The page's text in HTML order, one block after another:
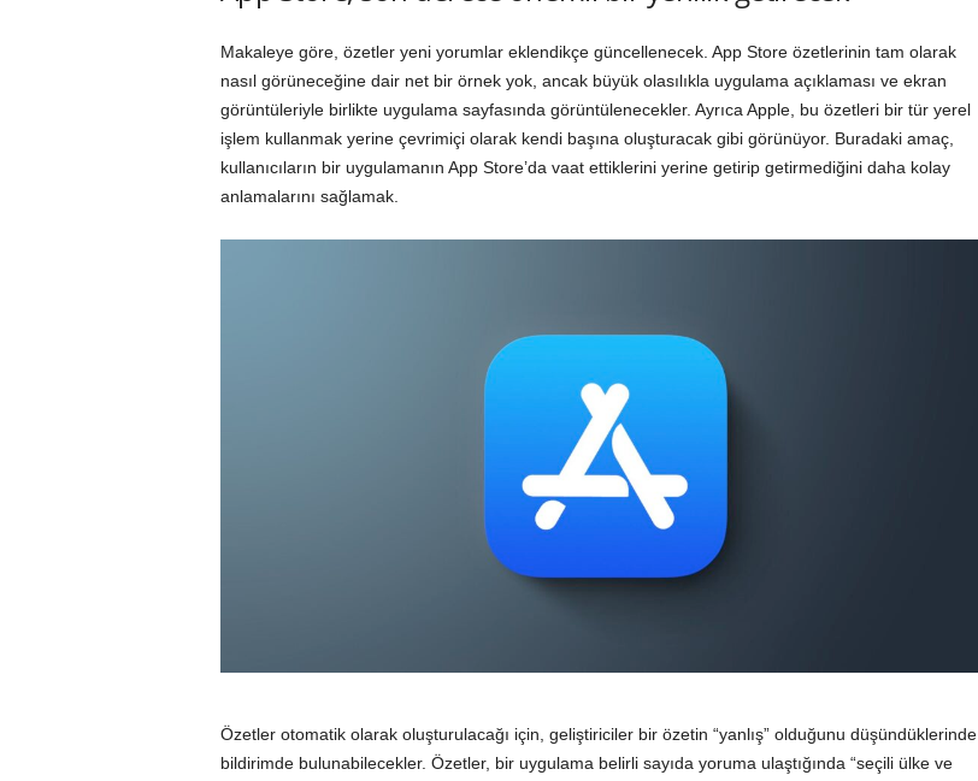
Makaleye göre, özetler yeni yorumlar eklendikçe güncellenecek. App Store özetlerinin tam olarak
nasıl görüneceğine dair net bir örnek yok, ancak büyük olasılıkla uygulama açıklaması ve ekran
görüntüleriyle birlikte uygulama sayfasında görüntülenecekler. Ayrıca Apple, bu özetleri bir tür yerel
işlem kullanmak yerine çevrimiçi olarak kendi başına oluşturacak gibi görünüyor. Buradaki amaç,
kullanıcıların bir uygulamanın App Store’da vaat ettiklerini yerine getirip getirmediğini daha kolay
anlamalarını sağlamak.
Özetler otomatik olarak oluşturulacağı için, geliştiriciler bir özetin “yanlış” olduğunu düşündüklerinde
bildirimde bulunabilecekler. Özetler, bir uygulama belirli sayıda yoruma ulaştığında “seçili ülke ve